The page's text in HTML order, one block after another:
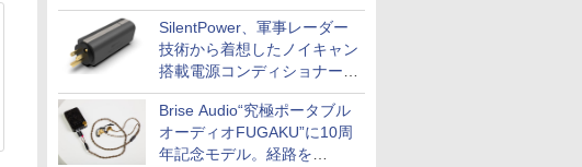
SilentPowerから
SilentPower、軍事レーダー
技術から着想したノイキャン
搭載電源コンディショナー
「AC iPurifier2」
Brise Audio“究極ポータブル
オーディオFUGAKU”に10周
年記念モデル。経路を